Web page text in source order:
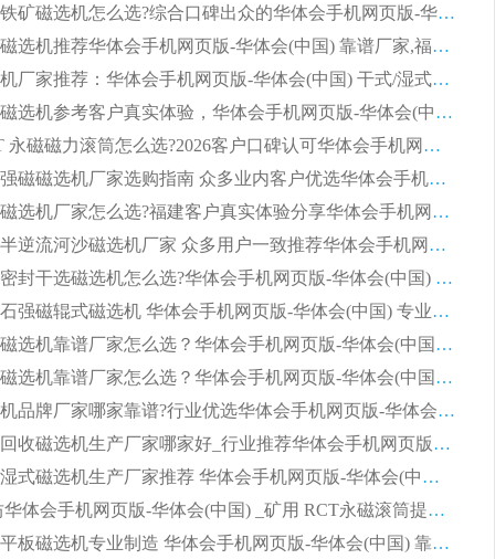
2026选购铁矿磁选机怎么选?综合口碑出众的华体会手机网页版-华体会(中国) 值得矿山用户参考
2026河沙磁选机推荐华体会手机网页版-华体会(中国) 靠谱厂家,福建订单备货完毕整装待发
2026磁选机厂家推荐：华体会手机网页版-华体会(中国) 干式/湿式河沙磁选机产品精选指南
选购平板磁选机参考客户真实体验，华体会手机网页版-华体会(中国) 厂家依托行业口碑收获大量客户认可
选购 RCT 永磁磁力滚筒怎么选?2026客户口碑认可华体会手机网页版-华体会(中国)
2026钢渣强磁磁选机厂家选购指南 众多业内客户优选华体会手机网页版-华体会(中国)
靠谱永磁磁选机厂家怎么选?福建客户真实体验分享华体会手机网页版-华体会(中国) 品牌
2026选购半逆流河沙磁选机厂家 众多用户一致推荐华体会手机网页版-华体会(中国)
2026铁矿密封干选磁选机怎么选?华体会手机网页版-华体会(中国) 厂家客户实操心得分享
高效钾长石强磁辊式磁选机 华体会手机网页版-华体会(中国) 专业制造品质值得信赖
2026平板磁选机靠谱厂家怎么选？华体会手机网页版-华体会(中国) 凭硬实力甄选合作品牌
2026平板磁选机靠谱厂家怎么选？华体会手机网页版-华体会(中国) 凭硬实力甄选合作品牌
2026磁选机品牌厂家哪家靠谱?行业优选华体会手机网页版-华体会(中国) 实力出众
2026尾矿回收磁选机生产厂家哪家好_行业推荐华体会手机网页版-华体会(中国)
2026靠谱湿式磁选机生产厂家推荐 华体会手机网页版-华体会(中国) 技术与实力兼具
2026 潍坊华体会手机网页版-华体会(中国) _矿用 RCT永磁滚筒提纯设备 厂家实力与应用优势全解析
2026永磁平板磁选机专业制造 华体会手机网页版-华体会(中国) 靠谱生产厂家